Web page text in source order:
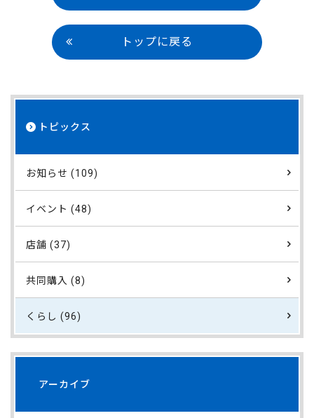
トップに戻る
トピックス
お知らせ (109)
イベント (48)
店舗 (37)
共同購入 (8)
くらし (96)
アーカイブ